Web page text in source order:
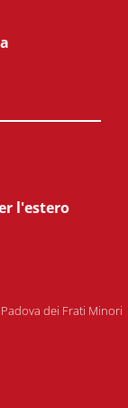
l'estero
dei Frati Minori